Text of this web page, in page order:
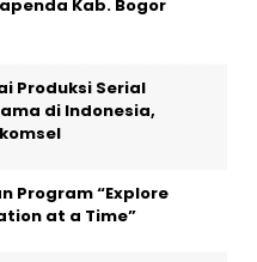
Kab. Bogor
Produksi Serial
di Indonesia,
Program “Explore
at a Time”